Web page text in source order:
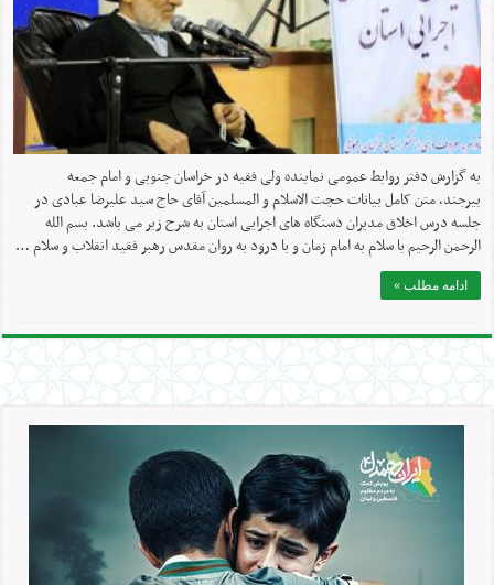
به گزارش دفتر روابط عمومی نماینده ولی فقیه در خراسان جنوبی و امام جمعه
بیرجند، متن کامل بیانات حجت الاسلام و المسلمین آقای حاج سید علیرضا عبادی در
جلسه درس اخلاق مدیران دستگاه های اجرایی استان به شرح زیر می باشد. بسم الله
الرحمن الرحیم با سلام به امام زمان و با درود به روان مقدس رهبر فقید انقلاب و سلام …
ادامه مطلب »